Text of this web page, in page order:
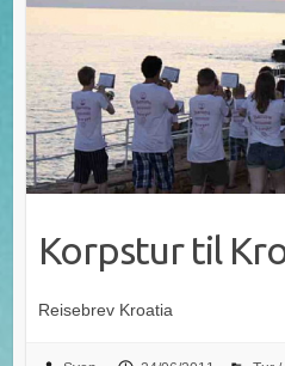
Korpstur til
Reisebrev Kroatia